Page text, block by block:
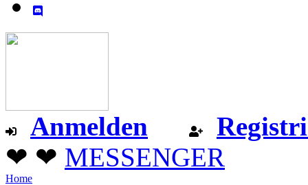
Anmelden
❤ ❤ MESSENGER
Home